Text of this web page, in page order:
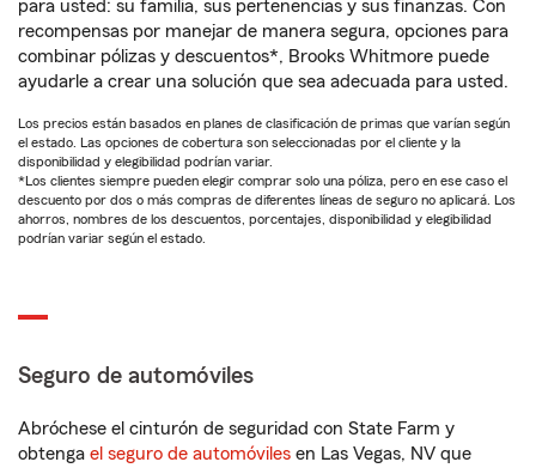
para usted: su familia, sus pertenencias y sus finanzas. Con
recompensas por manejar de manera segura, opciones para
combinar pólizas y descuentos*, Brooks Whitmore puede
ayudarle a crear una solución que sea adecuada para usted.
Los precios están basados en planes de clasificación de primas que varían según
el estado. Las opciones de cobertura son seleccionadas por el cliente y la
disponibilidad y elegibilidad podrían variar.
*Los clientes siempre pueden elegir comprar solo una póliza, pero en ese caso el
descuento por dos o más compras de diferentes líneas de seguro no aplicará. Los
ahorros, nombres de los descuentos, porcentajes, disponibilidad y elegibilidad
podrían variar según el estado.
Seguro de automóviles
Abróchese el cinturón de seguridad con State Farm y
obtenga el seguro de automóviles en Las Vegas, NV que